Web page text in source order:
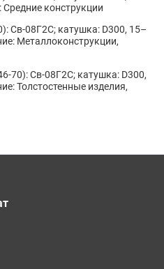
Средние конструкции
Св-08Г2С; катушка: D300, 15–
Металлоконструкции,
70): Св-08Г2С; катушка: D300,
Толстостенные изделия,